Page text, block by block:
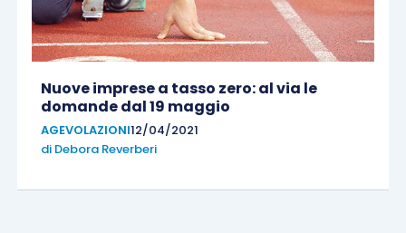
Nuove imprese a tasso zero: al via le
domande dal 19 maggio
AGEVOLAZIONI12/04/2021
di Debora Reverberi